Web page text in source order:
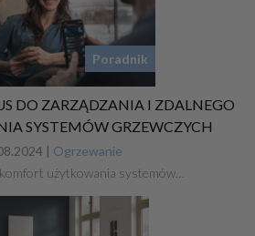
Poradnik
DO ZARZĄDZANIA I ZDALNEGO
SYSTEMÓW GRZEWCZYCH
| Ogrzewanie
użytkowania systemów…